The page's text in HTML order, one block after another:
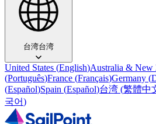
台湾台湾
United States (English)Australia & New
(Português)France (Français)Germany (
(Español)Spain (Español)台湾 (繁體中
국어)